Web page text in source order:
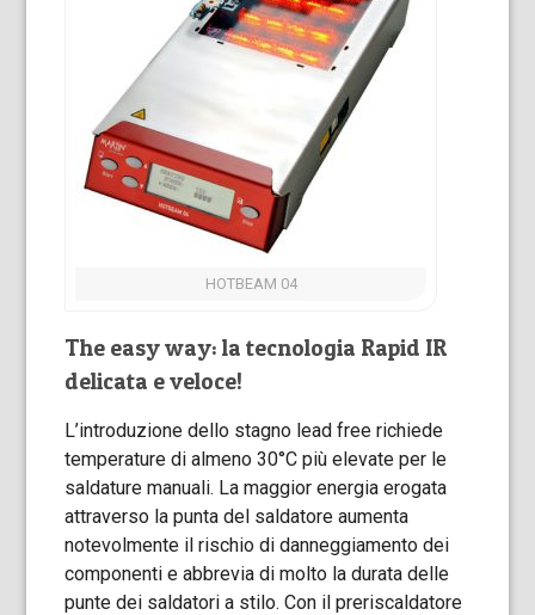
HOTBEAM 04
The easy way: la tecnologia Rapid IR
delicata e veloce!
L’introduzione dello stagno lead free richiede
temperature di almeno 30°C più elevate per le
saldature manuali. La maggior energia erogata
attraverso la punta del saldatore aumenta
notevolmente il rischio di danneggiamento dei
componenti e abbrevia di molto la durata delle
punte dei saldatori a stilo. Con il preriscaldatore